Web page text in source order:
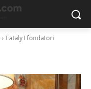
Eataly I fondatori